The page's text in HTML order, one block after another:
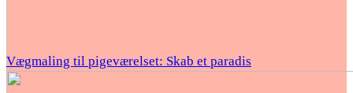
Vægmaling til pigeværelset: Skab et paradis